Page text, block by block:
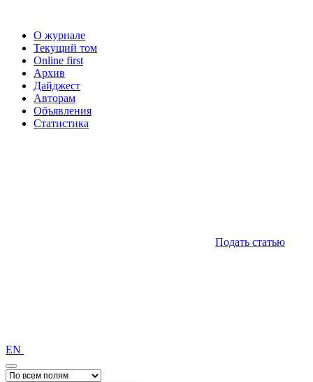
О журнале
Текущий том
Online first
Архив
Дайджест
Авторам
Объявления
Статистика
Подать статью
EN